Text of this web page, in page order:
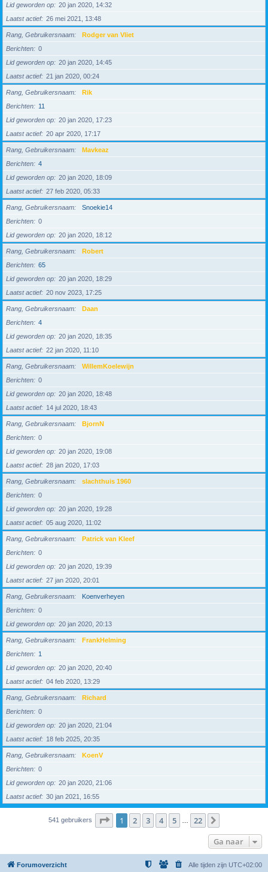
Lid geworden op
20 jan 2020, 14:32
Laatst actief
26 mei 2021, 13:48
Rang, Gebruikersnaam
Rodger van Vliet
Berichten
0
Lid geworden op
20 jan 2020, 14:45
Laatst actief
21 jan 2020, 00:24
Rang, Gebruikersnaam
Rik
Berichten
11
Lid geworden op
20 jan 2020, 17:23
Laatst actief
20 apr 2020, 17:17
Rang, Gebruikersnaam
Mavkeaz
Berichten
4
Lid geworden op
20 jan 2020, 18:09
Laatst actief
27 feb 2020, 05:33
Rang, Gebruikersnaam
Snoekie14
Berichten
0
Lid geworden op
20 jan 2020, 18:12
Rang, Gebruikersnaam
Robert
Berichten
65
Lid geworden op
20 jan 2020, 18:29
Laatst actief
20 nov 2023, 17:25
Rang, Gebruikersnaam
Daan
Berichten
4
Lid geworden op
20 jan 2020, 18:35
Laatst actief
22 jan 2020, 11:10
Rang, Gebruikersnaam
WillemKoelewijn
Berichten
0
Lid geworden op
20 jan 2020, 18:48
Laatst actief
14 jul 2020, 18:43
Rang, Gebruikersnaam
BjornN
Berichten
0
Lid geworden op
20 jan 2020, 19:08
Laatst actief
28 jan 2020, 17:03
Rang, Gebruikersnaam
slachthuis 1960
Berichten
0
Lid geworden op
20 jan 2020, 19:28
Laatst actief
05 aug 2020, 11:02
Rang, Gebruikersnaam
Patrick van Kleef
Berichten
0
Lid geworden op
20 jan 2020, 19:39
Laatst actief
27 jan 2020, 20:01
Rang, Gebruikersnaam
Koenverheyen
Berichten
0
Lid geworden op
20 jan 2020, 20:13
Rang, Gebruikersnaam
FrankHelming
Berichten
1
Lid geworden op
20 jan 2020, 20:40
Laatst actief
04 feb 2020, 13:29
Rang, Gebruikersnaam
Richard
Berichten
0
Lid geworden op
20 jan 2020, 21:04
Laatst actief
18 feb 2025, 20:35
Rang, Gebruikersnaam
KoenV
Berichten
0
Lid geworden op
20 jan 2020, 21:06
Laatst actief
30 jan 2021, 16:55
541 gebruikers Pagina van 22
1 2 3 4 5 22
Ga naar
Forumoverzicht Alle tijden zijn UTC+02:00